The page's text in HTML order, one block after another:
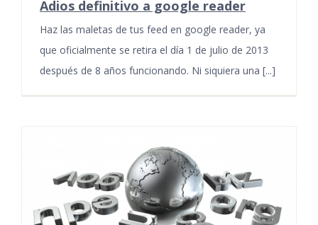
Adios definitivo a google reader
Haz las maletas de tus feed en google reader, ya
que oficialmente se retira el día 1 de julio de 2013
después de 8 años funcionando. Ni siquiera una [...]